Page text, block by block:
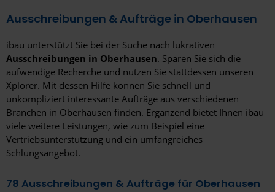
Ausschreibungen & Aufträge in Oberhausen
ibau unterstützt Sie bei der Suche nach lukrativen
Ausschreibungen in Oberhausen. Sparen Sie sich die
aufwendige Recherche und nutzen Sie stattdessen unseren
Xplorer. Mit dessen Hilfe können Sie schnell und
unkompliziert interessante Aufträge aus verschiedenen
Branchen in Oberhausen finden. Ergänzend bietet Ihnen ibau
viele weitere Leistungen, wie zum Beispiel eine
Vertriebsunterstützung und ein umfangreiches
Schlungsangebot.
78 Ausschreibungen & Aufträge für Oberhausen